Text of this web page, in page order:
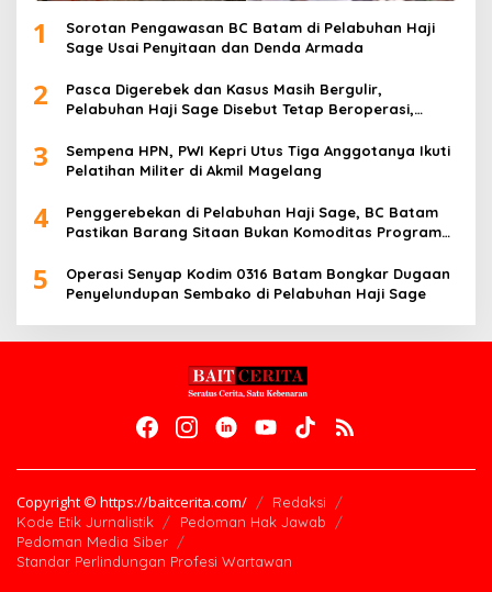
1
Sorotan Pengawasan BC Batam di Pelabuhan Haji
Sage Usai Penyitaan dan Denda Armada
2
Pasca Digerebek dan Kasus Masih Bergulir,
Pelabuhan Haji Sage Disebut Tetap Beroperasi,
3
Sempena HPN, PWI Kepri Utus Tiga Anggotanya Ikuti
Pelatihan Militer di Akmil Magelang
4
Penggerebekan di Pelabuhan Haji Sage, BC Batam
Pastikan Barang Sitaan Bukan Komoditas Program
5
Operasi Senyap Kodim 0316 Batam Bongkar Dugaan
Penyelundupan Sembako di Pelabuhan Haji Sage
Copyright © https://baitcerita.com/
Redaksi
Kode Etik Jurnalistik
Pedoman Hak Jawab
Pedoman Media Siber
Standar Perlindungan Profesi Wartawan